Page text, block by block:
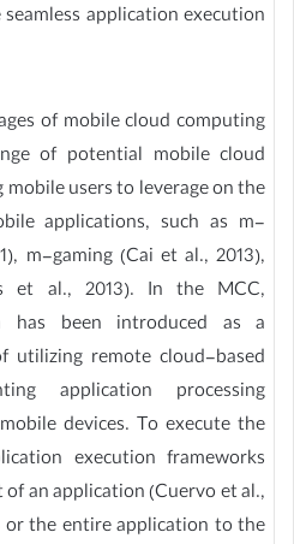
application execution
of mobile cloud computing
of potential mobile cloud
users to leverage on the
applications, such as m-
m-gaming (Cai et al., 2013),
et al., 2013). In the MCC,
has been introduced as a
utilizing remote cloud-based
application processing
devices. To execute the
execution frameworks
an application (Cuervo et al.,
or the entire application to the